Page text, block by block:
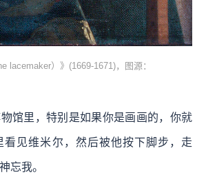
lacemaker）》(1669-1671)，图源：
馆里，特别是如果你是画画的，你就
看见维米尔，然后被他按下脚步，走
忘我。